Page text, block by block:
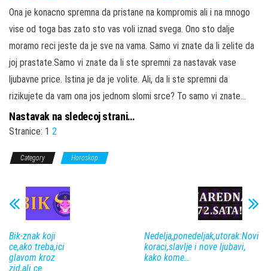
Ona je konacno spremna da pristane na kompromis ali i na mnogo
vise od toga bas zato sto vas voli iznad svega. Ono sto dalje
moramo reci jeste da je sve na vama. Samo vi znate da li zelite da
joj prastate.Samo vi znate da li ste spremni za nastavak vase
ljubavne price. Istina je da je volite. Ali, da li ste spremni da
rizikujete da vam ona jos jednom slomi srce? To samo vi znate…
Nastavak na sledecoj strani…
Stranice: 1 2
Category Horoskop
Bik-znak koji
ce,ako treba,ici
glavom kroz
zid,ali ce
Nedelja,ponedeljak,utorak:Novi
koraci,slavlje i nove ljubavi,
kako kome…